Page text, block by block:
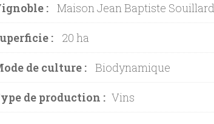
: Maison Jean Baptiste Souillard
: 20 ha
de culture : Biodynamique
de production : Vins